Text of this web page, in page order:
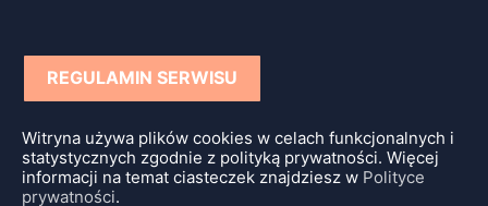
REGULAMIN SERWISU
Witryna używa plików cookies w celach funkcjonalnych i
statystycznych zgodnie z polityką prywatności. Więcej
informacji na temat ciasteczek znajdziesz w Polityce
prywatności.